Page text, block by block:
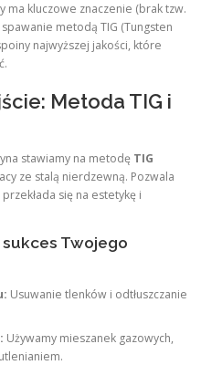
ma kluczowe znaczenie (brak tzw.
metodą TIG (Tungsten
najwyższej jakości, które
Metoda TIG i
stawiamy na metodę TIG
ze stalą nierdzewną. Pozwala
się na estetykę i
Twojego
Usuwanie tlenków i odtłuszczanie
Używamy mieszanek gazowych,